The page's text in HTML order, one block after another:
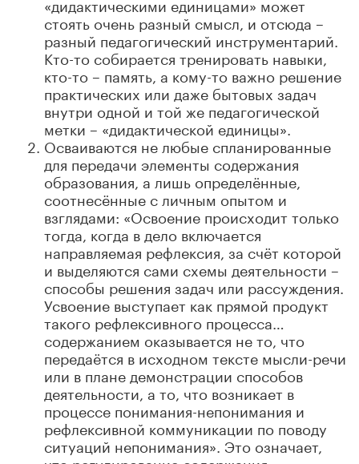
стоять очень разный смысл, и отсюда –
разный педагогический инструментарий.
Кто-то собирается тренировать навыки,
кто-то – память, а кому-то важно решение
практических или даже бытовых задач
внутри одной и той же педагогической
метки – «дидактической единицы».
Осваиваются не любые спланированные
для передачи элементы содержания
образования, а лишь определённые,
соотнесённые с личным опытом и
взглядами: «Освоение происходит только
тогда, когда в дело включается
направляемая рефлексия, за счёт которой
и выделяются сами схемы деятельности –
способы решения задач или рассуждения.
Усвоение выступает как прямой продукт
такого рефлексивного процесса…
содержанием оказывается не то, что
передаётся в исходном тексте мысли-речи
или в плане демонстрации способов
деятельности, а то, что возникает в
процессе понимания-непонимания и
рефлексивной коммуникации по поводу
ситуаций непонимания». Это означает,